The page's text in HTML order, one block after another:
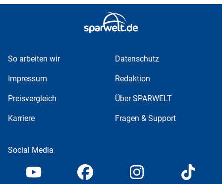
So arbeiten wir Datenschutz
Impressum Redaktion
Preisvergleich Über SPARWELT
Karriere Fragen & Support
Social Media